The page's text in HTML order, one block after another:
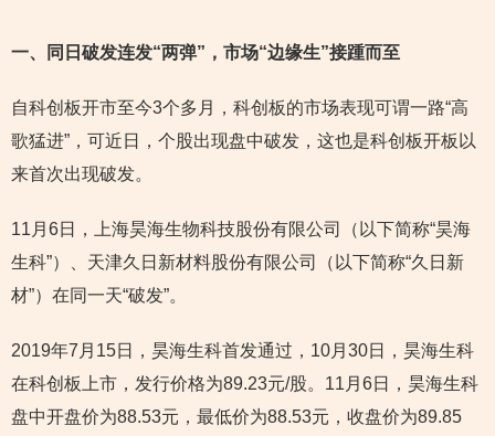
一、同日破发连发“两弹”，市场“边缘生”接踵而至
自科创板开市至今3个多月，科创板的市场表现可谓一路“高
歌猛进”，可近日，个股出现盘中破发，这也是科创板开板以
来首次出现破发。
11月6日，上海昊海生物科技股份有限公司（以下简称“昊海
生科”）、天津久日新材料股份有限公司（以下简称“久日新
材”）在同一天“破发”。
2019年7月15日，昊海生科首发通过，10月30日，昊海生科
在科创板上市，发行价格为89.23元/股。11月6日，昊海生科
盘中开盘价为88.53元，最低价为88.53元，收盘价为89.85